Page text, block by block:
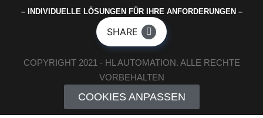
– INDIVIDUELLE LÖSUNGEN FÜR IHRE ANFORDERUNGEN –
SHARE
COPYRIGHT 2021 - HL AUTOMATION. ALLE RECHTE
VORBEHALTEN
COOKIES ANPASSEN